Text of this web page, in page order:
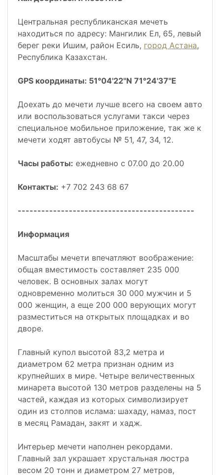
Центральная республиканская мечеть
находиться по адресу: Мангилик Ел, 65, левый
берег реки Ишим, район Есиль, город Астана,
Республика Казахстан.
GPS координаты: 51°04'22"N 71°24'37"E
Доехать до мечети лучше всего на своем авто
или воспользоваться услугами такси через
специальное мобильное приложение, так же к
мечети ходят автобусы № 51, 47, 34, 12.
Часы работы: ежедневно с 07.00 до 20.00
Контакты: +7 702 243 68 67
---------------------------------------------
Информация
Масштабы мечети впечатляют воображение:
общая вместимость составляет 235 000
человек. В основных залах могут
одновременно молиться 30 000 мужчин и 5
000 женщин, а еще 200 000 верующих могут
разместиться на открытых площадках и во
дворе.
Главный купол высотой 83,2 метра и
диаметром 62 метра признан одним из
крупнейших в мире. Четыре величественных
минарета высотой 130 метров разделены на 5
частей, каждая из которых символизирует
один из столпов ислама: шахаду, намаз, пост
в месяц Рамадан, закят и хадж.
Интерьер мечети наполнен рекордами.
Главный зал украшает хрустальная люстра
весом 20 тонн и диаметром 27 метров,